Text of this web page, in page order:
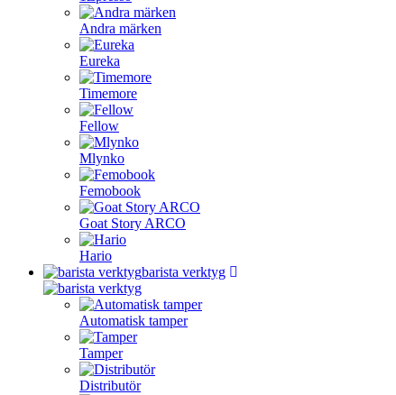
Andra märken
Eureka
Timemore
Fellow
Mlynko
Femobook
Goat Story ARCO
Hario
barista verktyg
Automatisk tamper
Tamper
Distributör